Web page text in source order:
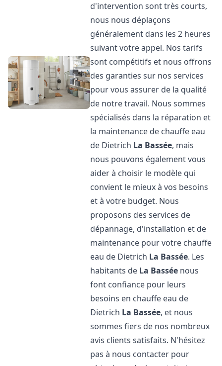
d'intervention sont très courts,
nous nous déplaçons
généralement dans les 2 heures
suivant votre appel. Nos tarifs
sont compétitifs et nous offrons
des garanties sur nos services
pour vous assurer de la qualité
de notre travail. Nous sommes
spécialisés dans la réparation et
la maintenance de chauffe eau
de Dietrich La Bassée, mais
nous pouvons également vous
aider à choisir le modèle qui
convient le mieux à vos besoins
et à votre budget. Nous
proposons des services de
dépannage, d'installation et de
maintenance pour votre chauffe
eau de Dietrich La Bassée. Les
habitants de La Bassée nous
font confiance pour leurs
besoins en chauffe eau de
Dietrich La Bassée, et nous
sommes fiers de nos nombreux
avis clients satisfaits. N'hésitez
pas à nous contacter pour